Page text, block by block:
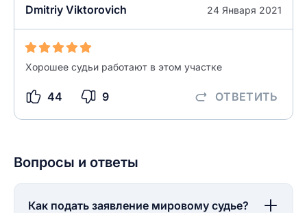
Dmitriy Viktorovich 24 Января 2021
Хорошее судьи работают в этом участке
44 9 ОТВЕТИТЬ
ОСТАВИТЬ ОТЗЫВ
Вопросы и ответы
Как подать заявление мировому судье?